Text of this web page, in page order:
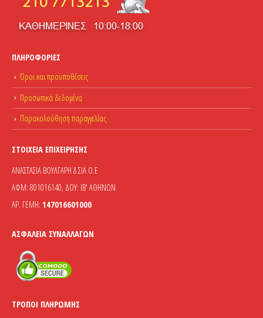
ΠΛΗΡΟΦΟΡΊΕΣ
Όροι και προϋποθέσεις
Προσωπικά δεδομένα
Παρακολούθηση παραγγελίας
ΣΤΟΙΧΕΊΑ ΕΠΙΧΕΊΡΗΣΗΣ
ΑΝΑΣΤΑΣΙΑ ΒΟΥΛΓΑΡΗ & ΣΙΑ Ο.Ε
ΑΦΜ: 801016140, ΔΟΥ: ΙΒ' ΑΘΗΝΩΝ
ΑΡ. ΓΕΜΗ: 147016601000
ΑΣΦΆΛΕΙΑ ΣΥΝΑΛΛΑΓΏΝ
ΤΡΌΠΟΙ ΠΛΗΡΩΜΉΣ